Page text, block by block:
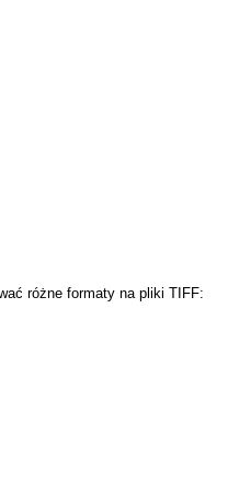
różne formaty na pliki TIFF: